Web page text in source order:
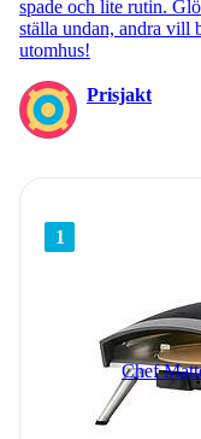
spade och lite rutin.
ställa undan, andra vill
utomhus!
Prisjakt
1
Chef